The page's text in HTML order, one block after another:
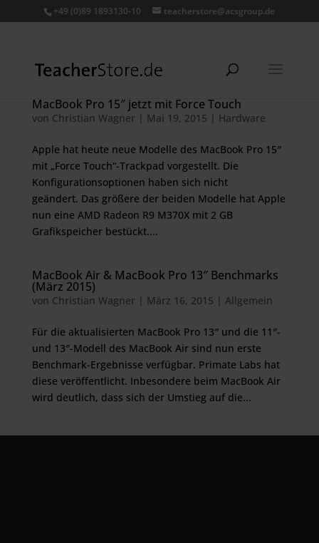
+49 (0)89 1893130-10 teacherstore@acsgroup.de
MacBook Pro 15″ jetzt mit Force Touch
von Christian Wagner | Mai 19, 2015 | Hardware
Apple hat heute neue Modelle des MacBook Pro 15″
mit „Force Touch“-Trackpad vorgestellt. Die
Konfigurationsoptionen haben sich nicht
geändert. Das größere der beiden Modelle hat Apple
nun eine AMD Radeon R9 M370X mit 2 GB
Grafikspeicher bestückt....
MacBook Air & MacBook Pro 13″ Benchmarks
(März 2015)
von Christian Wagner | März 16, 2015 | Allgemein
Für die aktualisierten MacBook Pro 13″ und die 11″-
und 13″-Modell des MacBook Air sind nun erste
Benchmark-Ergebnisse verfügbar. Primate Labs hat
diese veröffentlicht. Inbesondere beim MacBook Air
wird deutlich, dass sich der Umstieg auf die...